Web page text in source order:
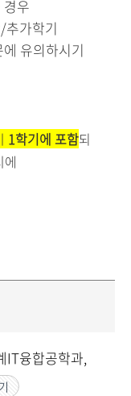
우
추가학기
유의하시기
1학기에 포함되
에
IT융합공학과,